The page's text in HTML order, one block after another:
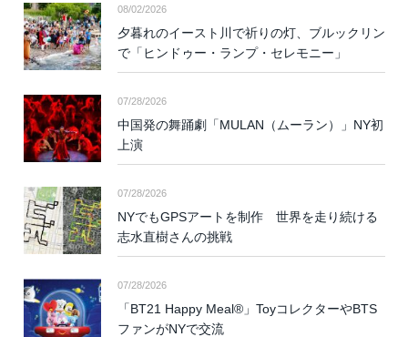
08/02/2026
夕暮れのイースト川で祈りの灯、ブルックリン
で「ヒンドゥー・ランプ・セレモニー」
07/28/2026
中国発の舞踊劇「MULAN（ムーラン）」NY初
上演
07/28/2026
NYでもGPSアートを制作 世界を走り続ける
志水直樹さんの挑戦
07/28/2026
「BT21 Happy Meal®」ToyコレクターやBTS
ファンがNYで交流